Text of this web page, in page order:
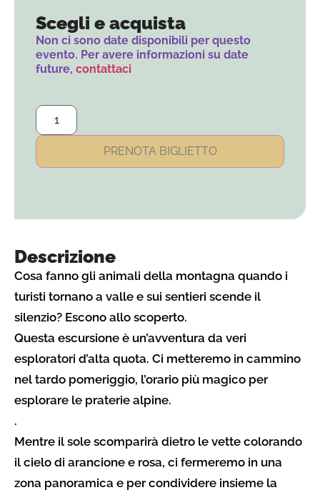
Descrizione
Cosa fanno gli animali della montagna quando i
turisti tornano a valle e sui sentieri scende il
silenzio? Escono allo scoperto.
Questa escursione è un’avventura da veri
esploratori d’alta quota. Ci metteremo in cammino
nel tardo pomeriggio, l’orario più magico per
esplorare le praterie alpine.
.
Mentre il sole scomparirà dietro le vette colorando
il cielo di arancione e rosa, ci fermeremo in una
zona panoramica e per condividere insieme la
Scegli e acquista
Non ci sono date disponibili per questo
evento. Per avere informazioni su date
future, contattaci
PRENOTA BIGLIETTO